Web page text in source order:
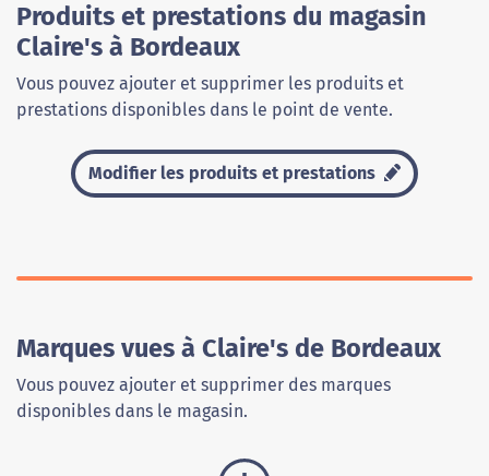
Produits et prestations du magasin
Claire's à Bordeaux
Vous pouvez ajouter et supprimer les produits et
prestations disponibles dans le point de vente.
Modifier les produits et prestations
Marques vues à Claire's de Bordeaux
Vous pouvez ajouter et supprimer des marques
disponibles dans le magasin.